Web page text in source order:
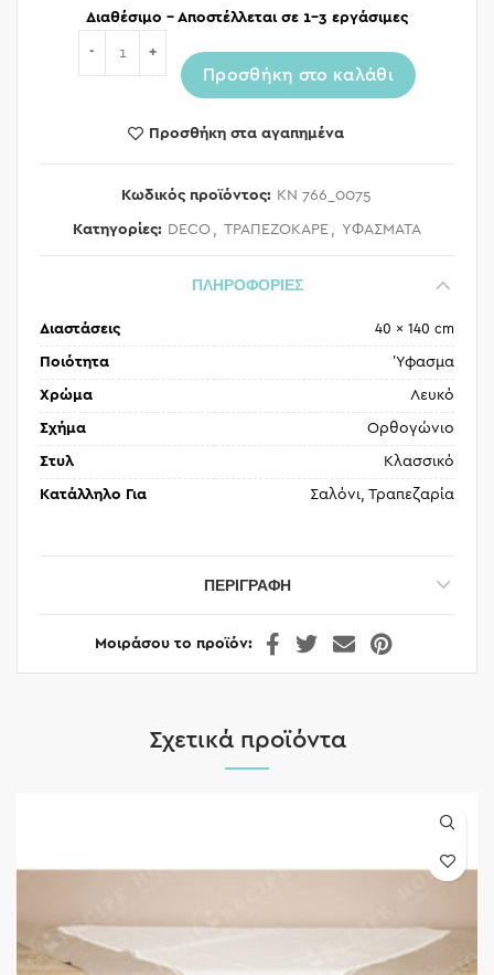
Διαθέσιμο – Αποστέλλεται σε 1-3 εργάσιμες
Προσθήκη στο καλάθι
Προσθήκη στα αγαπημένα
Κωδικός προϊόντος: KN 766_0075
Κατηγορίες: DECO ΤΡΑΠΕΖΟΚΑΡΕ ΥΦΑΣΜΑΤΑ
ΠΛΗΡΟΦΟΡΙΕΣ
Διαστάσεις 40 × 140 cm
Ποιότητα Ύφασμα
Χρώμα Λευκό
Σχήμα Ορθογώνιο
Στυλ Κλασσικό
Κατάλληλο Για Σαλόνι, Τραπεζαρία
ΠΕΡΙΓΡΑΦΉ
Μοιράσου το προϊόν
Σχετικά προϊόντα